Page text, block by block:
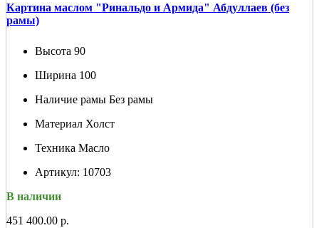
Картина маслом "Ринальдо и Армида" Абдуллаев (без
рамы)
Высота 90
Ширина 100
Наличие рамы Без рамы
Материал Холст
Техника Масло
Артикул: 10703
В наличии
451 400.00 р.